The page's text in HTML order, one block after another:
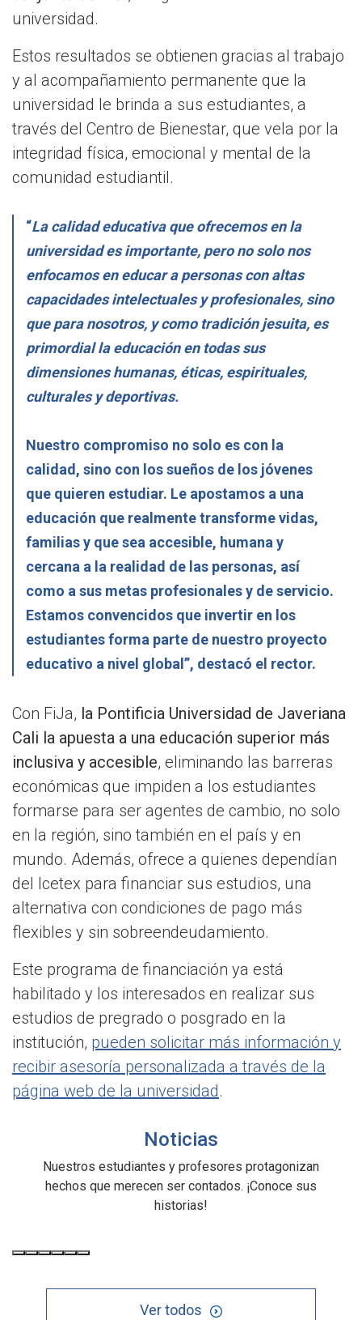
universidad.
Estos resultados se obtienen gracias al trabajo
y al acompañamiento permanente que la
universidad le brinda a sus estudiantes, a
través del Centro de Bienestar, que vela por la
integridad física, emocional y mental de la
comunidad estudiantil.
“La calidad educativa que ofrecemos en la
universidad es importante, pero no solo nos
enfocamos en educar a personas con altas
capacidades intelectuales y profesionales, sino
que para nosotros, y como tradición jesuita, es
primordial la educación en todas sus
dimensiones humanas, éticas, espirituales,
culturales y deportivas.
Nuestro compromiso no solo es con la
calidad, sino con los sueños de los jóvenes
que quieren estudiar. Le apostamos a una
educación que realmente transforme vidas,
familias y que sea accesible, humana y
cercana a la realidad de las personas, así
como a sus metas profesionales y de servicio.
Estamos convencidos que invertir en los
estudiantes forma parte de nuestro proyecto
educativo a nivel global”, destacó el rector.
Con FiJa, la Pontificia Universidad de Javeriana
Cali la apuesta a una educación superior más
inclusiva y accesible, eliminando las barreras
económicas que impiden a los estudiantes
formarse para ser agentes de cambio, no solo
en la región, sino también en el país y en
mundo. Además, ofrece a quienes dependían
del Icetex para financiar sus estudios, una
alternativa con condiciones de pago más
flexibles y sin sobreendeudamiento.
Este programa de financiación ya está
habilitado y los interesados en realizar sus
estudios de pregrado o posgrado en la
institución, pueden solicitar más información y
recibir asesoría personalizada a través de la
página web de la universidad.
Noticias
Nuestros estudiantes y profesores protagonizan
hechos que merecen ser contados. ¡Conoce sus
historias!
Ver todos